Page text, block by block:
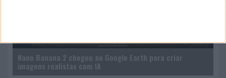
Nano Banana 2 chegou ao Google Earth para criar
imagens realistas com IA